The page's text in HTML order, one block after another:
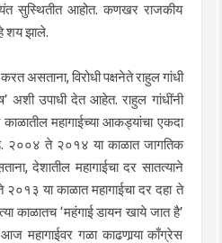
सुस्थितीत आहोत. कणखर राजकीय
शय झाले.
असताना, विरोधी पक्षनेते राहुल गांधी
अशी उपाधी देत आहेत. राहुल गांधींनी
काळातील महागाईच्या आकड्यांचा एकदा
ते २०१४ या काळात जागतिक
देशातील महागाईचा दर सातत्याने
या काळात महागाईचा दर दहा ते
काळातच ‘महंगाई डायन खाये जात है’
महागाईवर गळा काढणार्‍या काँग्रेस